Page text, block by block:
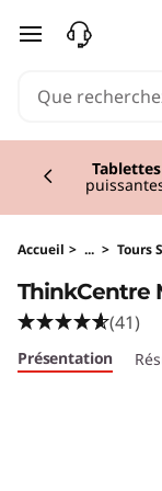
T
k
C
e
n
passer au
Accueil > ... > Tours
ThinkCentre
(41)
Présentation